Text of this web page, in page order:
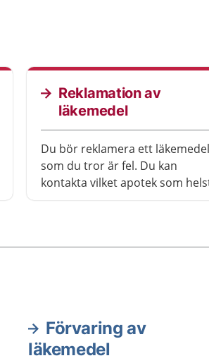
Reklamation av
läkemedel
Du bör reklamera ett läkemedel
som du tror är fel. Du kan
kontakta vilket apotek som
tycker är fel. Företaget som
Förvaring av
läkemedel